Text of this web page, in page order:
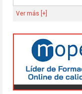
Ver más [+]